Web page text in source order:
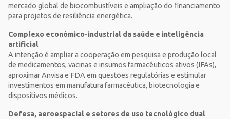
mercado global de biocombustíveis e ampliação do financiamento
para projetos de resiliência energética.
Complexo econômico-industrial da saúde e inteligência
artificial
A intenção é ampliar a cooperação em pesquisa e produção local
de medicamentos, vacinas e insumos farmacêuticos ativos (IFAs),
aproximar Anvisa e FDA em questões regulatórias e estimular
investimentos em manufatura farmacêutica, biotecnologia e
dispositivos médicos.
Defesa, aeroespacial e setores de uso tecnológico dual